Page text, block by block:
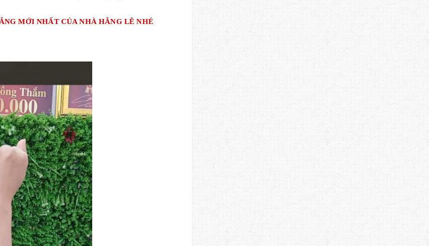
MỚI NHẤT CỦA NHÀ HẰNG LÊ NHÉ